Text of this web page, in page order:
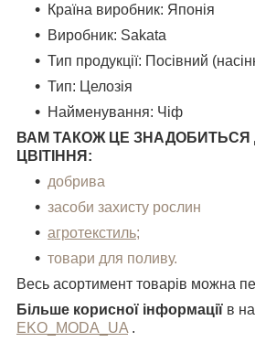
Країна виробник: Японія
Виробник: Sakata
Тип продукції: Посівний
Тип: Целозія
Найменування: Чіф
ВАМ ТАКОЖ ЦЕ ЗНАДОБИТЬСЯ
ЦВІТІННЯ:
добрива
засоби захисту рослин
агротекстиль;
товари для поливу.
Весь асортимент товарів можна
Більше корисної інформації в
EKO_MODA_UA .